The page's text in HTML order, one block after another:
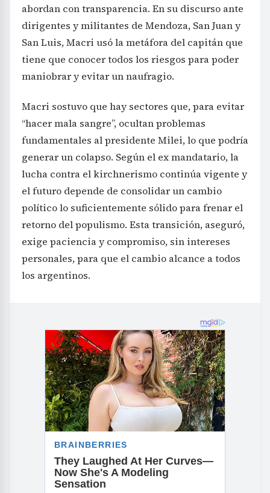
abordan con transparencia. En su discurso ante
dirigentes y militantes de Mendoza, San Juan y
San Luis, Macri usó la metáfora del capitán que
tiene que conocer todos los riesgos para poder
maniobrar y evitar un naufragio.
Macri sostuvo que hay sectores que, para evitar
“hacer mala sangre”, ocultan problemas
fundamentales al presidente Milei, lo que podría
generar un colapso. Según el ex mandatario, la
lucha contra el kirchnerismo continúa vigente y
el futuro depende de consolidar un cambio
político lo suficientemente sólido para frenar el
retorno del populismo. Esta transición, aseguró,
exige paciencia y compromiso, sin intereses
personales, para que el cambio alcance a todos
los argentinos.